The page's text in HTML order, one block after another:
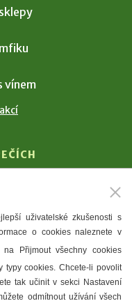
vínem
galerie
uživatelské zkušenosti s
o cookies naleznete v
na Přijmout všechny cookies
typy cookies. Chcete-li povolit
tak učinit v sekci Nastavení
odmítnout užívání všech